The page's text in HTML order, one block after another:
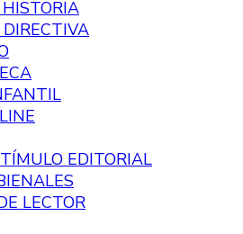
EDITORIAL
LECTOR